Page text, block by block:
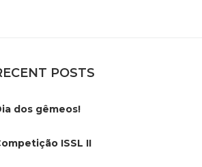
POSTS
dos gêmeos!
ISSL II